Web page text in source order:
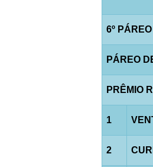
6º
PÁREO
PRÊMIO
1
2